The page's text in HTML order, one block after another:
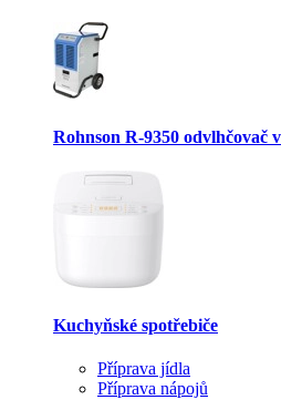
Rohnson R-9350 odvlhčovač
Kuchyňské spotřebiče
Příprava jídla
Příprava nápojů